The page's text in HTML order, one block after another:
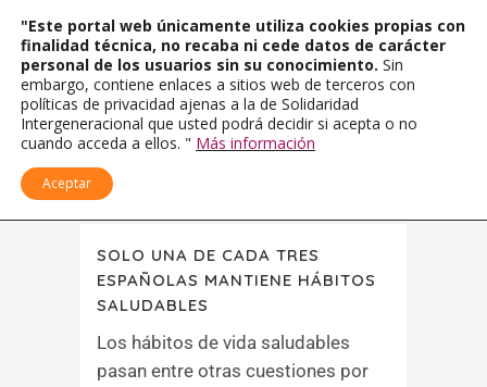
SOLO UNA DE CADA TRES
ESPAÑOLAS MANTIENE HÁBITOS
SALUDABLES
Los hábitos de vida saludables
pasan entre otras cuestiones por
"Este portal web únicamente utiliza cookies propias con
finalidad técnica, no recaba ni cede datos de carácter
personal de los usuarios sin su conocimiento. Sin
embargo, contiene enlaces a sitios web de terceros con
políticas de privacidad ajenas a la de Solidaridad
Intergeneracional que usted podrá decidir si acepta o no
cuando acceda a ellos. " Más información
Aceptar